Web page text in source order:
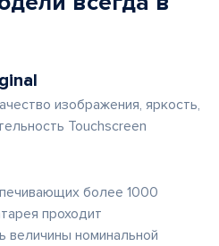
изображения, яркость,
Touchscreen
более 1000
проходит
величины номинальной